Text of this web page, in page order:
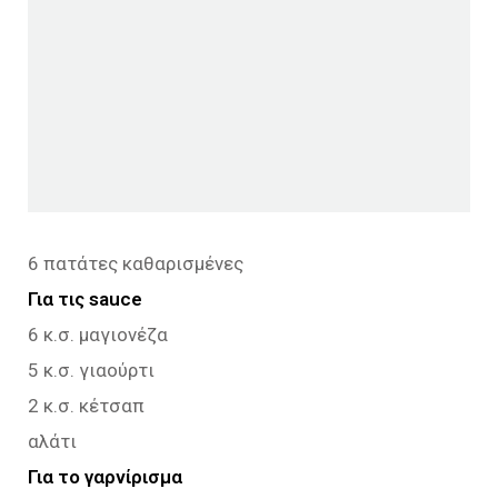
6 πατάτες καθαρισμένες
Για τις sauce
6 κ.σ. μαγιονέζα
5 κ.σ. γιαούρτι
2 κ.σ. κέτσαπ
αλάτι
Για το γαρνίρισμα